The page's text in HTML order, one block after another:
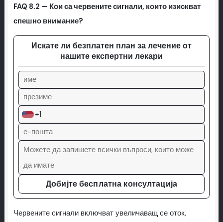
FAQ 8.2 — Кои са червените сигнали, които изискват
спешно внимание?
Искате ли безплатен план за лечение от
нашите експертни лекари
+1
Добијте бесплатна консултација
Червените сигнали включват увеличаващ се оток,